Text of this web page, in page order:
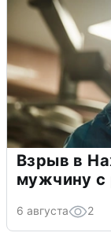
Взрыв в
мужчину с
6 августа 2